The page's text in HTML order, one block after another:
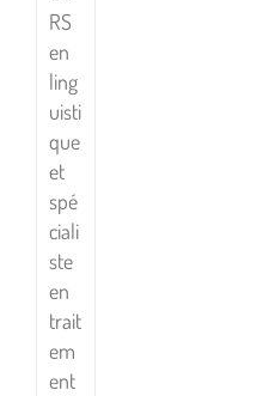
RS
en
ling
uisti
que
et
spé
ciali
ste
en
trait
em
ent